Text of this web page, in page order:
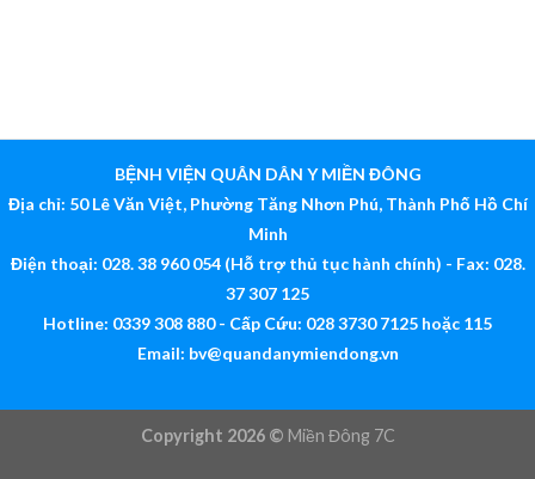
Bệnh Viện Quân Dân Y Miền Đông
BỆNH VIỆN QUÂN DÂN Y MIỀN ĐÔNG
Địa chỉ: 50 Lê Văn Việt, Phường Tăng Nhơn Phú, Thành Phố Hồ Chí